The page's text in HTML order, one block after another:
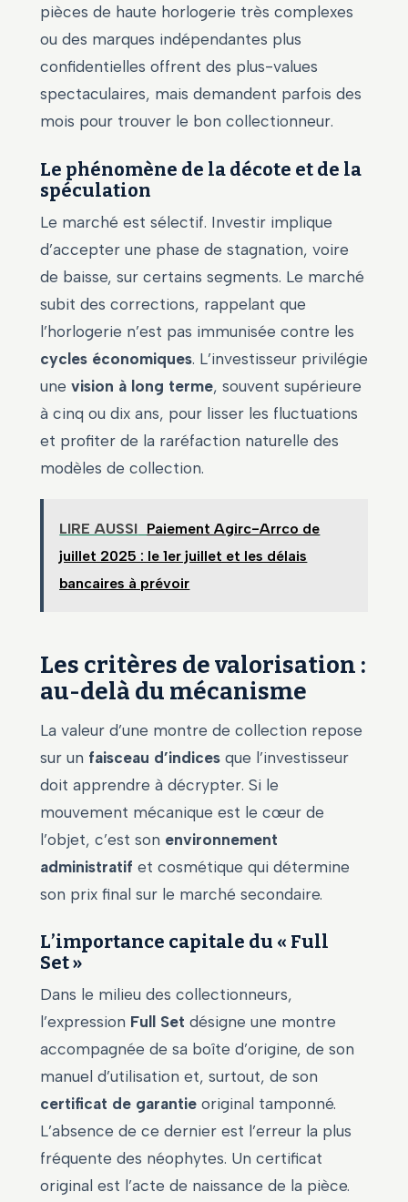
pièces de haute horlogerie très complexes
ou des marques indépendantes plus
confidentielles offrent des plus-values
spectaculaires, mais demandent parfois des
mois pour trouver le bon collectionneur.
Le phénomène de la décote et de la
spéculation
Le marché est sélectif. Investir implique
d’accepter une phase de stagnation, voire
de baisse, sur certains segments. Le marché
subit des corrections, rappelant que
l’horlogerie n’est pas immunisée contre les
cycles économiques. L’investisseur privilégie
une vision à long terme, souvent supérieure
à cinq ou dix ans, pour lisser les fluctuations
et profiter de la raréfaction naturelle des
modèles de collection.
LIRE AUSSI Paiement Agirc-Arrco de
juillet 2025 : le 1er juillet et les délais
bancaires à prévoir
Les critères de valorisation :
au-delà du mécanisme
La valeur d’une montre de collection repose
sur un faisceau d’indices que l’investisseur
doit apprendre à décrypter. Si le
mouvement mécanique est le cœur de
l’objet, c’est son environnement
administratif et cosmétique qui détermine
son prix final sur le marché secondaire.
L’importance capitale du « Full
Set »
Dans le milieu des collectionneurs,
l’expression Full Set désigne une montre
accompagnée de sa boîte d’origine, de son
manuel d’utilisation et, surtout, de son
certificat de garantie original tamponné.
L’absence de ce dernier est l’erreur la plus
fréquente des néophytes. Un certificat
original est l’acte de naissance de la pièce.